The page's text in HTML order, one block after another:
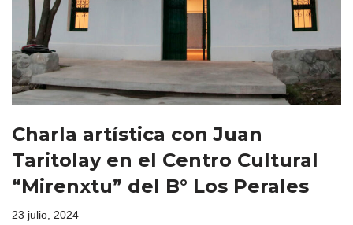
Charla artística con Juan
Taritolay en el Centro Cultural
“Mirenxtu” del B° Los Perales
23 julio, 2024